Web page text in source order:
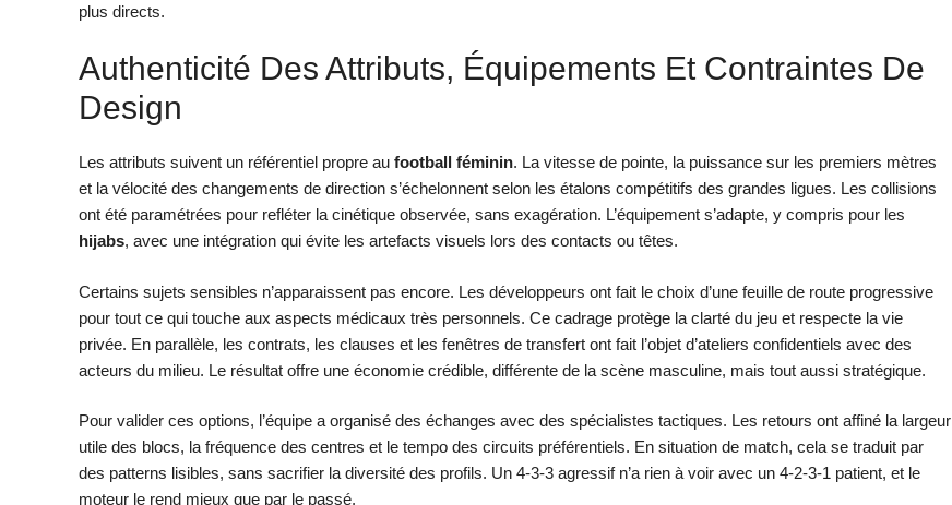
plus directs.
Authenticité Des Attributs, Équipements Et Contraintes De
Design
Les attributs suivent un référentiel propre au football féminin. La vitesse de pointe, la puissance sur les premiers mètres
et la vélocité des changements de direction s’échelonnent selon les étalons compétitifs des grandes ligues. Les collisions
ont été paramétrées pour refléter la cinétique observée, sans exagération. L’équipement s’adapte, y compris pour les
hijabs, avec une intégration qui évite les artefacts visuels lors des contacts ou têtes.
Certains sujets sensibles n’apparaissent pas encore. Les développeurs ont fait le choix d’une feuille de route progressive
pour tout ce qui touche aux aspects médicaux très personnels. Ce cadrage protège la clarté du jeu et respecte la vie
privée. En parallèle, les contrats, les clauses et les fenêtres de transfert ont fait l’objet d’ateliers confidentiels avec des
acteurs du milieu. Le résultat offre une économie crédible, différente de la scène masculine, mais tout aussi stratégique.
Pour valider ces options, l’équipe a organisé des échanges avec des spécialistes tactiques. Les retours ont affiné la largeur
utile des blocs, la fréquence des centres et le tempo des circuits préférentiels. En situation de match, cela se traduit par
des patterns lisibles, sans sacrifier la diversité des profils. Un 4-3-3 agressif n’a rien à voir avec un 4-2-3-1 patient, et le
moteur le rend mieux que par le passé.